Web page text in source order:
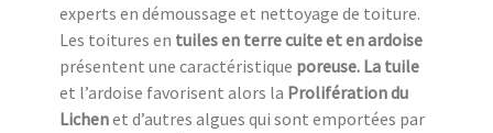
experts en démoussage et nettoyage de toiture.
Les toitures en tuiles en terre cuite et en ardoise
présentent une caractéristique poreuse. La tuile
et l’ardoise favorisent alors la Prolifération du
Lichenet d’autres algues qui sont emportées par